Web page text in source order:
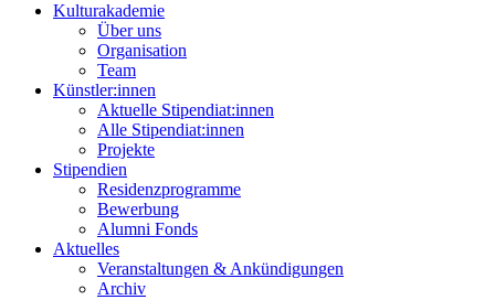
Kulturakademie
Über uns
Organisation
Team
Künstler:innen
Aktuelle Stipendiat:innen
Alle Stipendiat:innen
Projekte
Stipendien
Residenzprogramme
Bewerbung
Alumni Fonds
Aktuelles
Veranstaltungen & Ankündigungen
Archiv